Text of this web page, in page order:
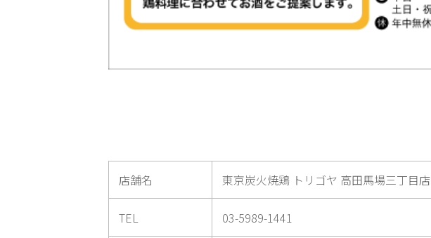
店舗名 東京炭火焼鶏 トリゴヤ 高田馬場三丁目店
TEL 03-5989-1441